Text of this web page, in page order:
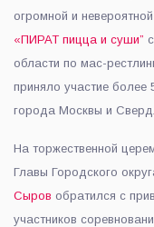
огромной и
«ПИРАТ пицца и суши”
области по мас-
приняло участие более
города Москвы и
На торжественной
Главы Городского
Сыров обратился с
участников